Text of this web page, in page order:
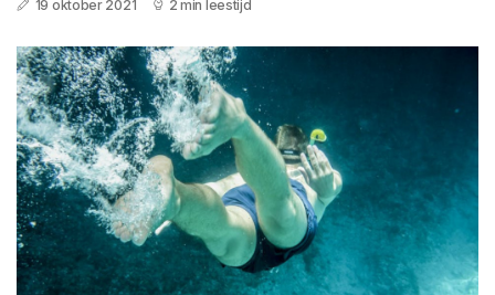
19 oktober 2021 2 min leestijd